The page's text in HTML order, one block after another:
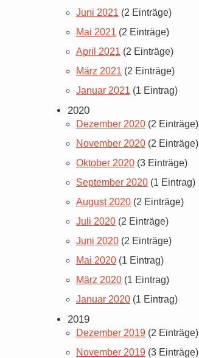
Juni 2021 (2 Einträge)
Mai 2021 (2 Einträge)
April 2021 (2 Einträge)
März 2021 (2 Einträge)
Januar 2021 (1 Eintrag)
2020
Dezember 2020 (2 Einträge)
November 2020 (2 Einträge)
Oktober 2020 (3 Einträge)
September 2020 (1 Eintrag)
August 2020 (2 Einträge)
Juli 2020 (2 Einträge)
Juni 2020 (2 Einträge)
Mai 2020 (1 Eintrag)
März 2020 (1 Eintrag)
Januar 2020 (1 Eintrag)
2019
Dezember 2019 (2 Einträge)
November 2019 (3 Einträge)